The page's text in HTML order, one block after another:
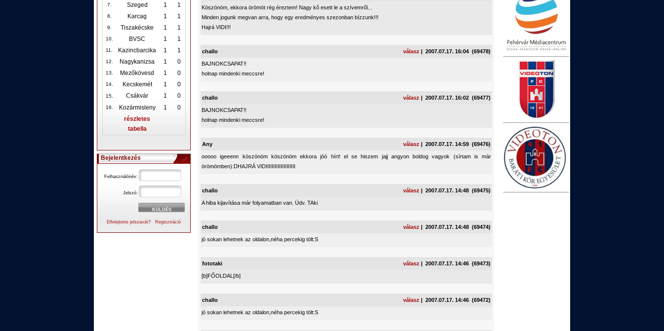
7. Szeged 1 1
8. Karcag 1 1
9. Tiszakécske 1 1
10. BVSC 1 1
11. Kazincbarcika 1 1
12. Nagykanizsa 1 0
13. Mezőkövesd 1 0
14. Kecskemét 1 0
15. Csákvár 1 0
16. Kozármisleny 1
0
részletes
tabella
Bejelentkezés
Felhasználónév:
Jelszó:
Elfelejtette jelszavát? Regisztráció
Köszönöm, ekkora örömöt rég éreztem! Nagy kő esett le a szívemről...
Minden jogunk megvan arra, hogy egy eredményes szezonban bízzunk!!!
Hajrá VIDI!!!
challo válasz | 2007.07.17. 16:04 (69478)
BAJNOKCSAPAT!!
holnap mindenki meccsre!
challo válasz | 2007.07.17. 16:02 (69477)
BAJNOKCSAPAT!!
holnap mindenki meccsre!
Any válasz | 2007.07.17. 14:59 (69476)
ooooo igeeenn köszönöm köszönöm ekkora jóó hírt! el se hiszem jajj angyon boldog vagyok (sírtam is már
örömömben):DHAJRÁ VIDIIIIIIIIIIIIIIIIIIII
challo válasz | 2007.07.17. 14:48 (69475)
A hiba kijavítása már folyamatban van. Üdv. TAki
challo válasz | 2007.07.17. 14:48 (69474)
jó sokan lehetnek az oldalon,néha percekig tölt:S
fototaki válasz | 2007.07.17. 14:46 (69473)
[b]FŐOLDAL[/b]
challo válasz | 2007.07.17. 14:46 (69472)
jó sokan lehetnek az oldalon,néha percekig tölt:S